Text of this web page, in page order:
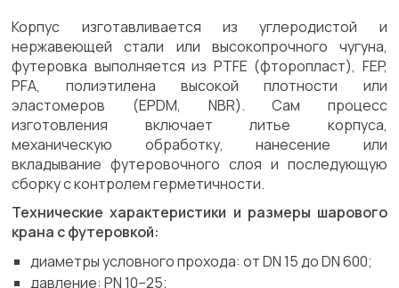
Корпус изготавливается из углеродистой и
нержавеющей стали или высокопрочного чугуна,
футеровка выполняется из PTFE (фторопласт), FEP,
PFA, полиэтилена высокой плотности или
эластомеров (EPDM, NBR). Сам процесс
изготовления включает литье корпуса,
механическую обработку, нанесение или
вкладывание футеровочного слоя и последующую
сборку с контролем герметичности.
Технические характеристики и размеры шарового
крана с футеровкой:
диаметры условного прохода: от DN 15 до DN 600;
давление: PN 10–25;